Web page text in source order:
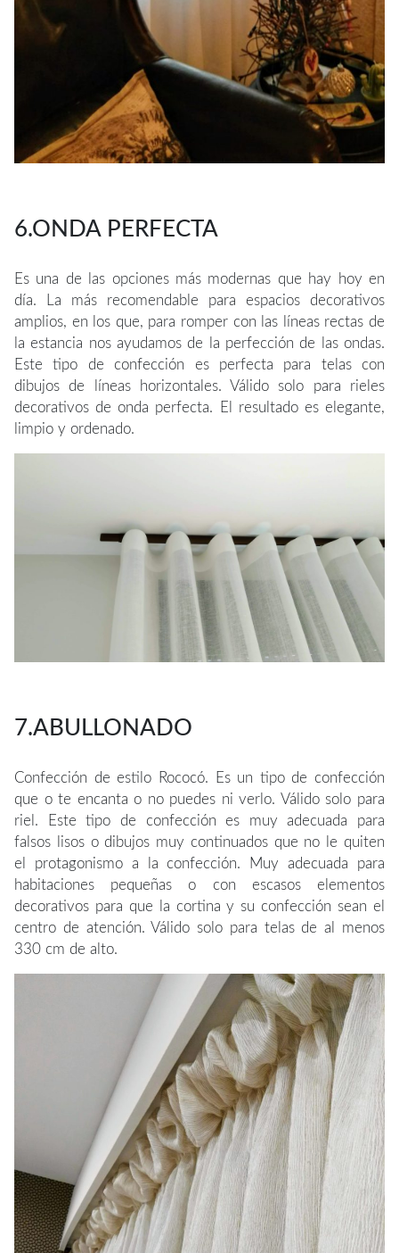
6.ONDA PERFECTA
Es una de las opciones más modernas que hay hoy en
día. La más recomendable para espacios decorativos
amplios, en los que, para romper con las líneas rectas de
la estancia nos ayudamos de la perfección de las ondas.
Este tipo de confección es perfecta para telas con
dibujos de líneas horizontales. Válido solo para rieles
decorativos de onda perfecta. El resultado es elegante,
limpio y ordenado.
7.ABULLONADO
Confección de estilo Rococó. Es un tipo de confección
que o te encanta o no puedes ni verlo. Válido solo para
riel. Este tipo de confección es muy adecuada para
falsos lisos o dibujos muy continuados que no le quiten
el protagonismo a la confección. Muy adecuada para
habitaciones pequeñas o con escasos elementos
decorativos para que la cortina y su confección sean el
centro de atención. Válido solo para telas de al menos
330 cm de alto.